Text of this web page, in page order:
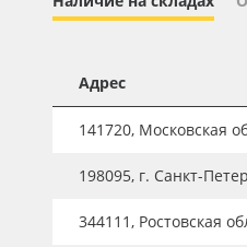
Новинки
Плёнка
ПЭТ листовой
ПЭТ бэклит
Адрес
141720, Московская
198095, г. Санкт-
344111, Ростовская